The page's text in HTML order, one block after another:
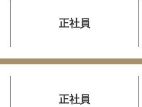
正社員
正社員